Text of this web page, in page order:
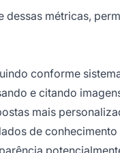
dessas métricas,
conforme
e citando
mais
de